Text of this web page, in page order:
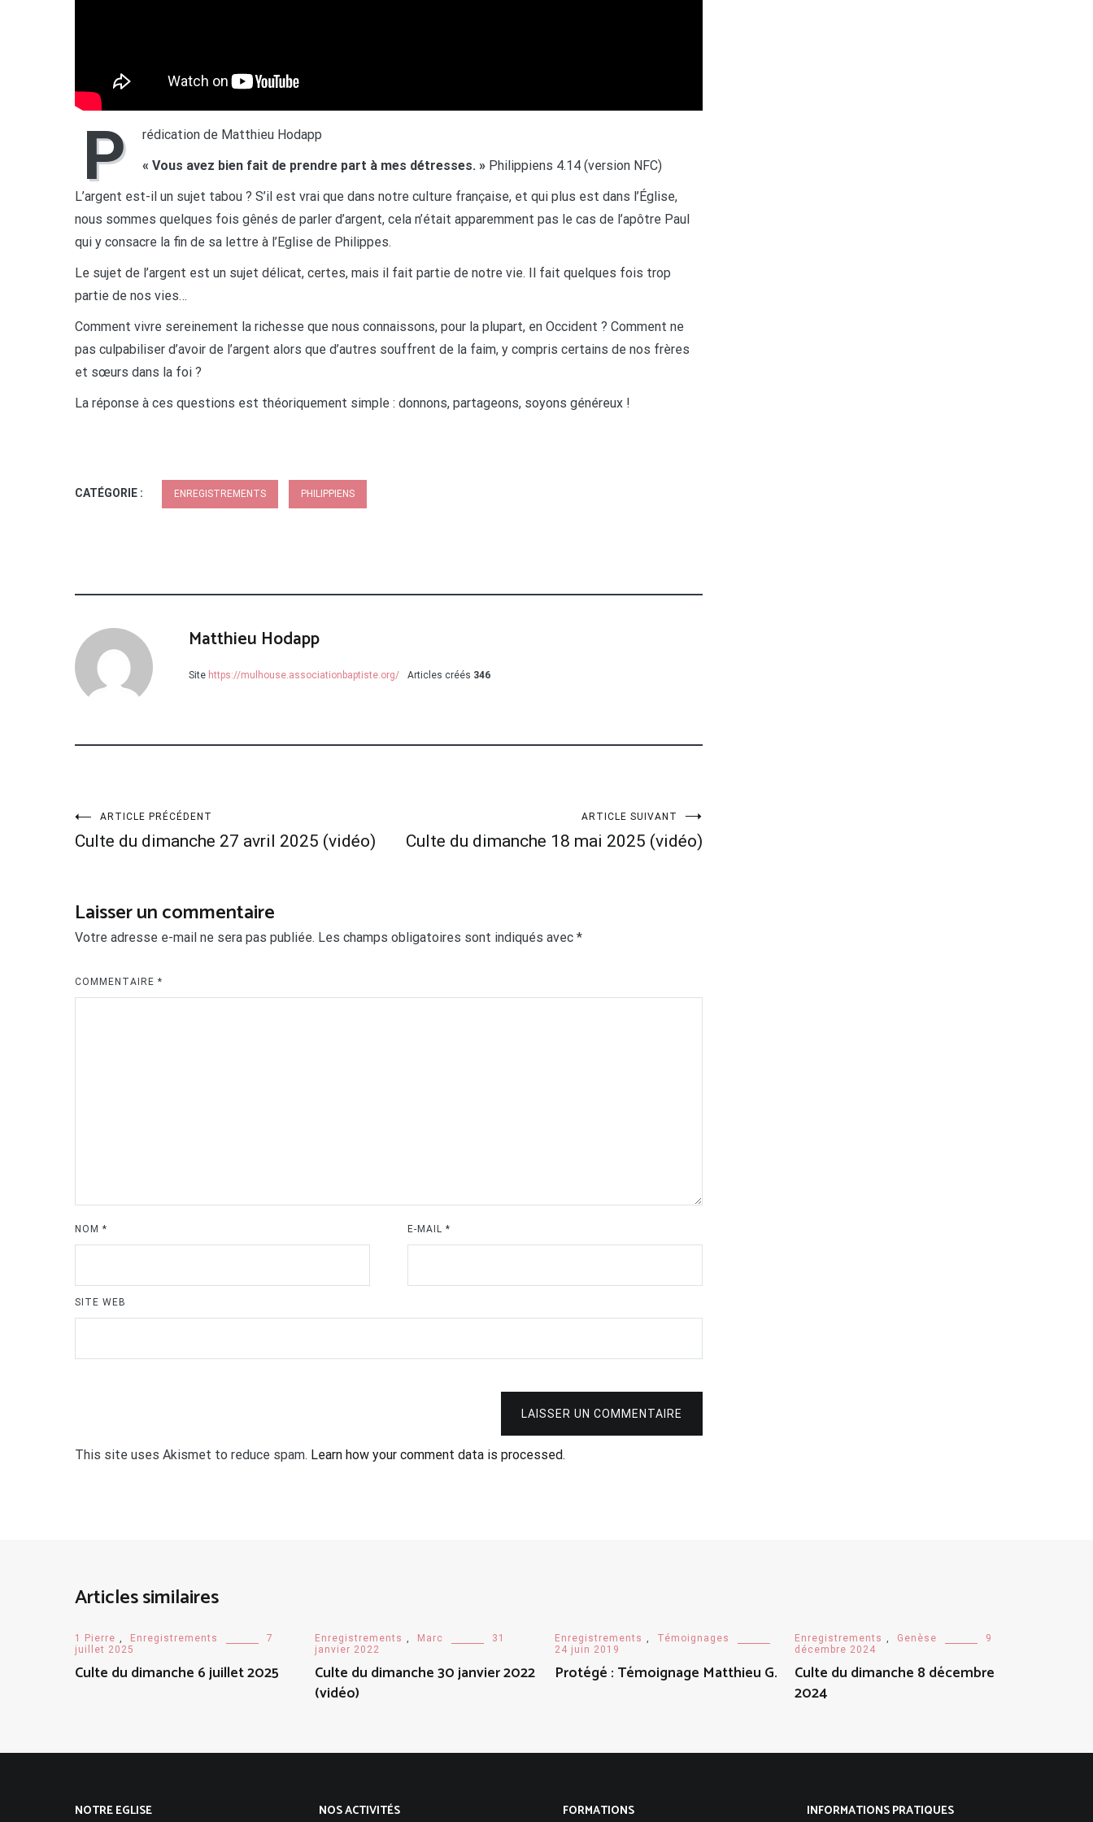
P
rédication de Matthieu Hodapp
« Vous avez bien fait de prendre part à mes détresses. » Philippiens 4.14 (version NFC)
L’argent est-il un sujet tabou ? S’il est vrai que dans notre culture française, et qui plus est dans l’Église,
nous sommes quelques fois gênés de parler d’argent, cela n’était apparemment pas le cas de l’apôtre Paul
qui y consacre la fin de sa lettre à l’Eglise de Philippes.
Le sujet de l’argent est un sujet délicat, certes, mais il fait partie de notre vie. Il fait quelques fois trop
partie de nos vies…
Comment vivre sereinement la richesse que nous connaissons, pour la plupart, en Occident ? Comment ne
pas culpabiliser d’avoir de l’argent alors que d’autres souffrent de la faim, y compris certains de nos frères
et sœurs dans la foi ?
La réponse à ces questions est théoriquement simple : donnons, partageons, soyons généreux !
CATÉGORIE : ENREGISTREMENTS PHILIPPIENS
Matthieu Hodapp
Site https://mulhouse.associationbaptiste.org/ Articles créés 346
Navigation
l’article
ARTICLE PRÉCÉDENT
Culte du dimanche 27 avril 2025 (vidéo)
ARTICLE SUIVANT
Culte du dimanche 18 mai 2025 (vidéo)
Laisser un commentaire
Votre adresse e-mail ne sera pas publiée. Les champs obligatoires sont indiqués avec *
COMMENTAIRE *
NOM * E-MAIL*
SITE WEB
LAISSER UN COMMENTAIRE
This site uses Akismet to reduce spam. Learn how your comment data is processed.
Articles similaires
1 Pierre , Enregistrements
7
juillet 2025
Culte du dimanche 6 juillet 2025
Enregistrements , Marc
31
janvier 2022
Culte du dimanche 30 janvier 2022
(vidéo)
Enregistrements ,
Témoignages
24 juin 2019
Protégé : Témoignage Matthieu G.
Enregistrements , Genèse
9
décembre 2024
Culte du dimanche 8 décembre
2024
NOTRE EGLISE NOS ACTIVITÉS FORMATIONS INFORMATIONS PRATIQUES